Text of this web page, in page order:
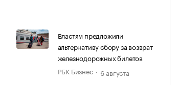
Властям предложили
альтернативу сбору за возврат
железнодорожных билетов
РБК Бизнес
6 августа